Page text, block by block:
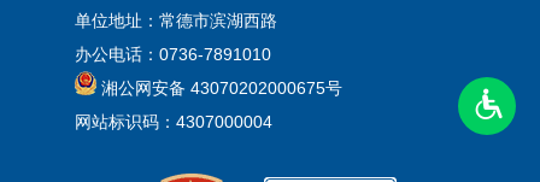
单位地址：常德市滨湖西路
办公电话：0736-7891010
湘公网安备 43070202000675号
网站标识码：4307000004